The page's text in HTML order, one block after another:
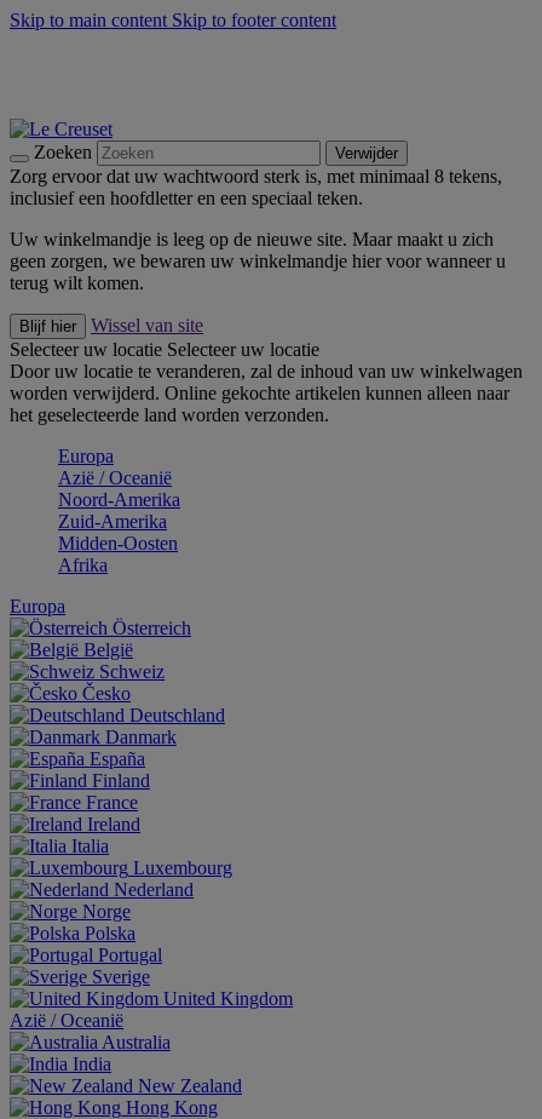
Skip to main content Skip to footer content
Zoeken Verwijder
Zorg ervoor dat uw wachtwoord sterk is, met minimaal 8 tekens,
inclusief een hoofdletter en een speciaal teken.
Uw winkelmandje is leeg op de nieuwe site. Maar maakt u zich
geen zorgen, we bewaren uw winkelmandje hier voor wanneer u
terug wilt komen.
Blijf hier
Wissel van site
Selecteer uw locatie Selecteer uw locatie
Door uw locatie te veranderen, zal de inhoud van uw winkelwagen
worden verwijderd. Online gekochte artikelen kunnen alleen naar
het geselecteerde land worden verzonden.
Europa
Aziё / Oceaniё
Noord-Amerika
Zuid-Amerika
Midden-Oosten
Afrika
Europa
Österreich
België
Schweiz
Česko
Deutschland
Danmark
España
Finland
France
Ireland
Italia
Luxembourg
Nederland
Norge
Polska
Portugal
Sverige
United Kingdom
Aziё / Oceaniё
Australia
India
New Zealand
Hong Kong